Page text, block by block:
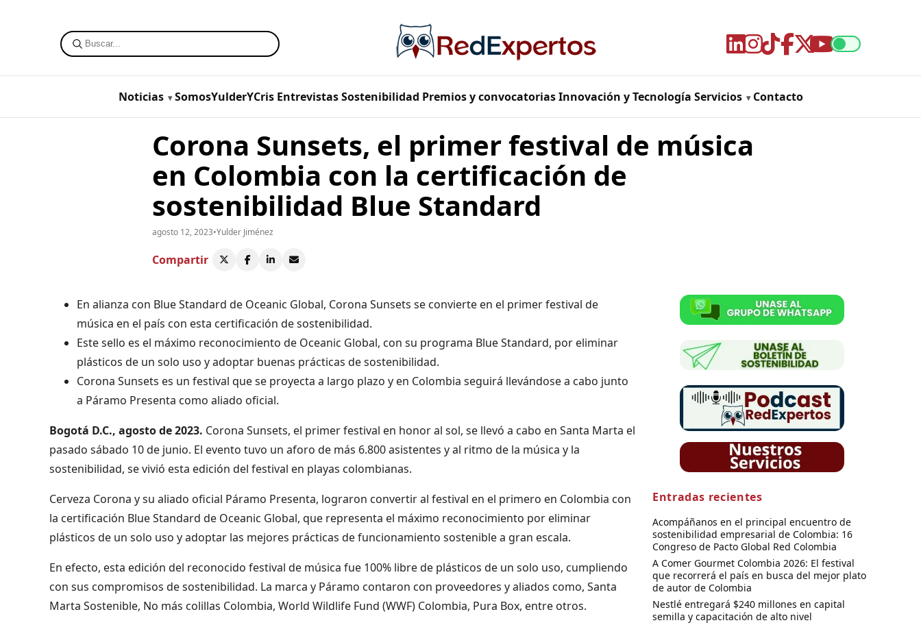
Noticias SomosYulderYCris Entrevistas Sostenibilidad Premios y convocatorias Innovación y Tecnología Servicios Contacto
Corona Sunsets, el primer festival de música
en Colombia con la certificación de
sostenibilidad Blue Standard
agosto 12, 2023•Yulder Jiménez
Compartir
En alianza con Blue Standard de Oceanic Global, Corona Sunsets se convierte en el primer festival de
música en el país con esta certificación de sostenibilidad.
Este sello es el máximo reconocimiento de Oceanic Global, con su programa Blue Standard, por eliminar
plásticos de un solo uso y adoptar buenas prácticas de sostenibilidad.
Corona Sunsets es un festival que se proyecta a largo plazo y en Colombia seguirá llevándose a cabo junto
a Páramo Presenta como aliado oficial.
Bogotá D.C., agosto de 2023. Corona Sunsets, el primer festival en honor al sol, se llevó a cabo en Santa Marta el
pasado sábado 10 de junio. El evento tuvo un aforo de más 6.800 asistentes y al ritmo de la música y la
sostenibilidad, se vivió esta edición del festival en playas colombianas.
Cerveza Corona y su aliado oficial Páramo Presenta, lograron convertir al festival en el primero en Colombia con
la certificación Blue Standard de Oceanic Global, que representa el máximo reconocimiento por eliminar
plásticos de un solo uso y adoptar las mejores prácticas de funcionamiento sostenible a gran escala.
En efecto, esta edición del reconocido festival de música fue 100% libre de plásticos de un solo uso, cumpliendo
con sus compromisos de sostenibilidad. La marca y Páramo contaron con proveedores y aliados como, Santa
Marta Sostenible, No más colillas Colombia, World Wildlife Fund (WWF) Colombia, Pura Box, entre otros.
Entradas recientes
Acompáñanos en el principal encuentro de
sostenibilidad empresarial de Colombia: 16
Congreso de Pacto Global Red Colombia
A Comer Gourmet Colombia 2026: El festival
que recorrerá el país en busca del mejor plato
de autor de Colombia
Nestlé entregará $240 millones en capital
semilla y capacitación de alto nivel